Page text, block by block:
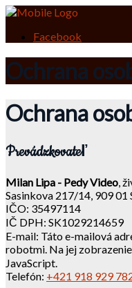
Facebook
Ochrana
Ochrana
Prevádzkovateľ
Milan Lipa - Pedy Video,
Sasinkova 217/14, 909 01
IČO: 35497114
IČ DPH: SK1029214659
E-mail: Táto e-mailová
robotmi. Na jej
JavaScript.
Telefón: +421 918 929